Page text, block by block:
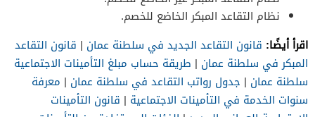
نظام التقاعد المبكر الخاضع للخصم.
اقرأ أيضًا: قانون التقاعد الجديد في سلطنة عمان | قانون التقاعد
المبكر في سلطنة عمان | طريقة حساب مبلغ التأمينات الاجتماعية
سلطنة عمان | جدول رواتب التقاعد في سلطنة عمان | معرفة
سنوات الخدمة في التأمينات الاجتماعية | قانون التأمينات